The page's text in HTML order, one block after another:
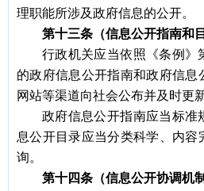
理职能所涉及政府信息的公开。
第十三条（信息公开指南和目
行政机关应当依照《条例》
的政府信息公开指南和政府信息
网站等渠道向社会公布并及时更新
政府信息公开指南应当标准
息公开目录应当分类科学、内容
询。
第十四条（信息公开协调机制